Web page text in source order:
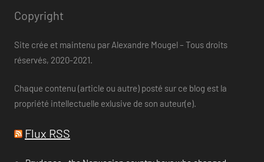
Copyright
Site crée et maintenu par Alexandre Mougel – Tous droits
réservés, 2020-2021.
Chaque contenu (article ou autre) posté sur ce blog est la
propriété intellectuelle exlusive de son auteur(e).
Flux RSS